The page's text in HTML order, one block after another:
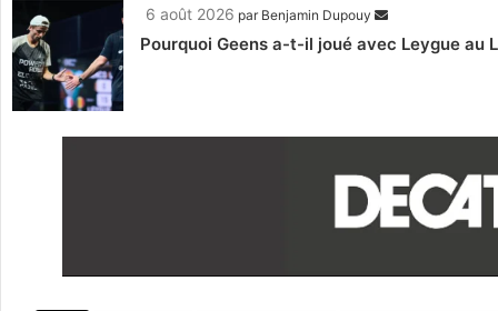
6 août 2026 par Benjamin Dupouy
Pourquoi Geens a-t-il joué avec Leygue au